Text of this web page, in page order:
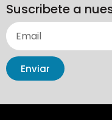
Suscribete a
Enviar